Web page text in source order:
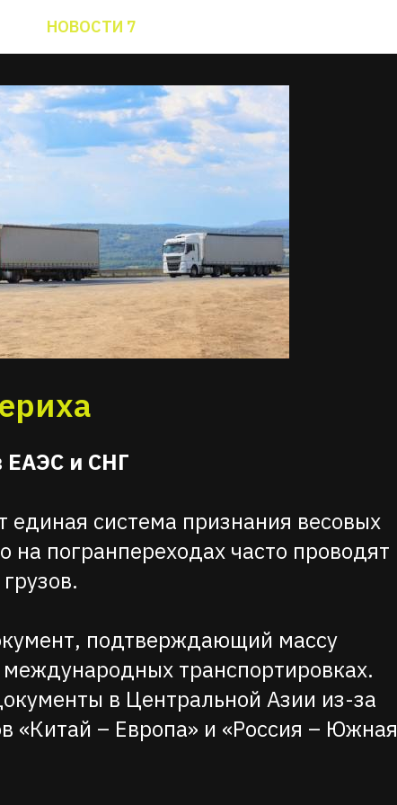
НОВОСТИ 7
ЕАЭС и СНГ
единая система признания весовых
на погранпереходах часто проводят
подтверждающий массу
транспортировках.
в Центральной Азии из-за
«Китай – Европа» и «Россия – Южная